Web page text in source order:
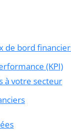
de bord
(KPI)
à votre secteur